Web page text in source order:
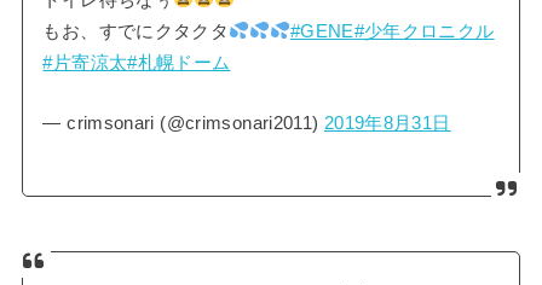
もお、すでにクタクタ
#GENE#少年クロニクル
#片寄涼太#札幌ドーム
— crimsonari (@crimsonari2011) 2019年8月31日